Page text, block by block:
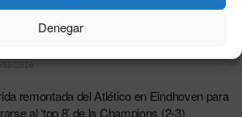
Denegar
épica del PSG en Mónaco con un
02/2026
remontada del Atlético en Eindhoven para
al ‘top 8’ de la Champions (2-3)